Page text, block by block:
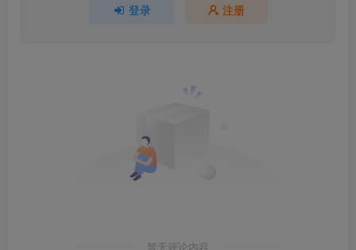
登录 注册
暂无评论内容